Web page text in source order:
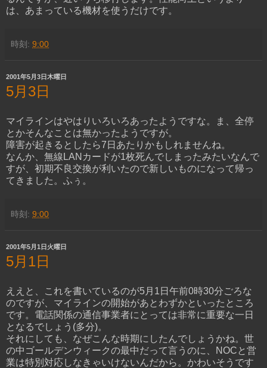
は、あまっている機材を使うだけです。
時刻: 9:00
2001年5月3日木曜日
5月3日
マイラインはやはりいろいろあったようですな。ま、全停
とかそんなことは無かったようですが。
障害が起きるとしたら7日あたりかもしれませんね。
なんか、無線LANカードが1枚死んでしまったみたいなんで
すが、初期不良交換が利いたので新しいものになって帰っ
てきました。ふぅ。
時刻: 9:00
2001年5月1日火曜日
5月1日
ええと、これを書いているのが5月1日午前0時30分ごろな
のですが、マイラインの開始があとわずかといったところ
です。電話関係の通信事業者にとっては非常に重要な一日
となるでしょう(多分)。
それにしても、なぜこんな時期にしたんでしょうかね。世
の中ゴールデンウィークの最中だって言うのに、NOCと営
業は特別対応しなきゃいけないんだから。かわいそうです